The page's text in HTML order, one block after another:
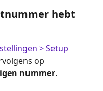
hebt
> Setup
op
nummer.